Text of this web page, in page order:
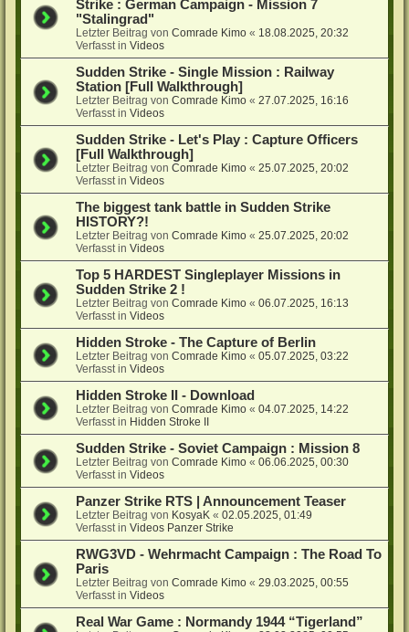
Strike : German Campaign - Mission 7
"Stalingrad"
Letzter Beitrag vonComrade Kimo « 18.08.2025, 20:32
Verfasst inVideos
Sudden Strike - Single Mission : Railway
Station [Full Walkthrough]
Letzter Beitrag vonComrade Kimo «27.07.2025, 16:16
Verfasst inVideos
Sudden Strike - Let's Play : Capture Officers
[Full Walkthrough]
Letzter Beitrag vonComrade Kimo «25.07.2025, 20:02
Verfasst inVideos
The biggest tank battle in Sudden Strike
HISTORY?!
Letzter Beitrag vonComrade Kimo «25.07.2025, 20:02
Verfasst inVideos
Top 5 HARDEST Singleplayer Missions in
Sudden Strike 2 !
Letzter Beitrag vonComrade Kimo «06.07.2025, 16:13
Verfasst inVideos
Hidden Stroke - The Capture of Berlin
Letzter Beitrag vonComrade Kimo «05.07.2025, 03:22
Verfasst inVideos
Hidden Stroke II - Download
Letzter Beitrag vonComrade Kimo «04.07.2025, 14:22
Verfasst in Hidden Stroke II
Sudden Strike - Soviet Campaign : Mission 8
Letzter Beitrag vonComrade Kimo «06.06.2025, 00:30
Verfasst inVideos
Panzer Strike RTS | Announcement Teaser
Letzter Beitrag von KosyaK «02.05.2025, 01:49
Verfasst inVideos Panzer Strike
RWG3VD - Wehrmacht Campaign : The Road To
Paris
Letzter Beitrag vonComrade Kimo «29.03.2025, 00:55
Verfasst inVideos
Real War Game : Normandy 1944 “Tigerland”